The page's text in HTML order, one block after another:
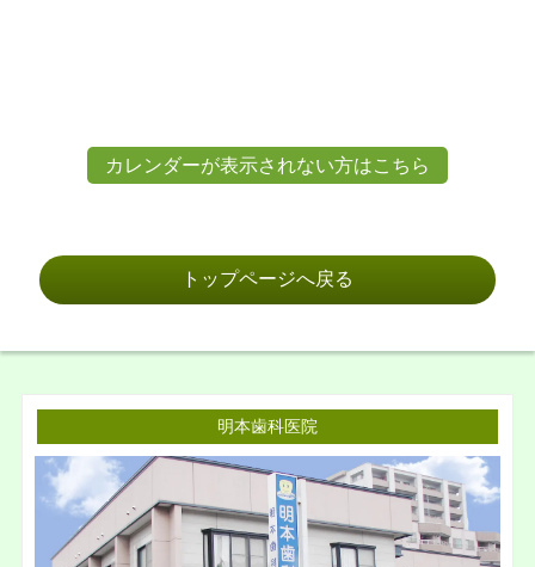
カレンダーが表示されない方はこちら
トップページへ戻る
明本歯科医院